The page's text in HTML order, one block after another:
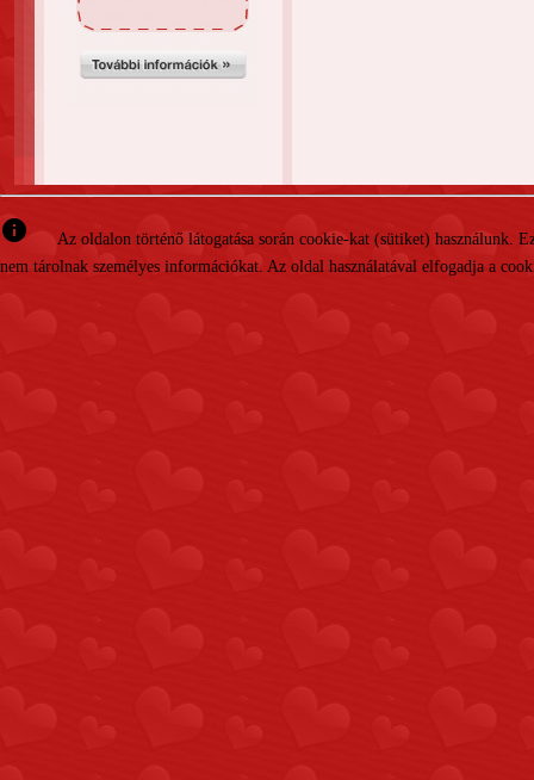
info
Az oldalon történő látogatása során cookie-kat (sütiket)
nem tárolnak személyes információkat. Az oldal használatával elfogadja a